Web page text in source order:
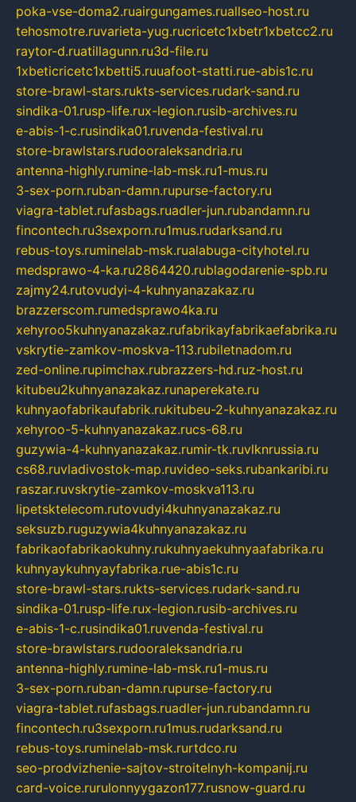
poka-vse-doma2.ruairgungames.ruallseo-host.ru
tehosmotre.ruvarieta-yug.rucricetc1xbetr1xbetcc2.ru
raytor-d.ruatillagunn.ru3d-file.ru
1xbeticricetc1xbetti5.ruuafoot-statti.rue-abis1c.ru
store-brawl-stars.rukts-services.rudark-sand.ru
sindika-01.rusp-life.rux-legion.rusib-archives.ru
e-abis-1-c.rusindika01.ruvenda-festival.ru
store-brawlstars.rudooraleksandria.ru
antenna-highly.rumine-lab-msk.ru1-mus.ru
3-sex-porn.ruban-damn.rupurse-factory.ru
viagra-tablet.rufasbags.ruadler-jun.rubandamn.ru
fincontech.ru3sexporn.ru1mus.rudarksand.ru
rebus-toys.ruminelab-msk.rualabuga-cityhotel.ru
medsprawo-4-ka.ru2864420.rublagodarenie-spb.ru
zajmy24.rutovudyi-4-kuhnyanazakaz.ru
brazzerscom.rumedsprawo4ka.ru
xehyroo5kuhnyanazakaz.rufabrikayfabrikaefabrika.ru
vskrytie-zamkov-moskva-113.rubiletnadom.ru
zed-online.rupimchax.rubrazzers-hd.ruz-host.ru
kitubeu2kuhnyanazakaz.runaperekate.ru
kuhnyaofabrikaufabrik.rukitubeu-2-kuhnyanazakaz.ru
xehyroo-5-kuhnyanazakaz.rucs-68.ru
guzywia-4-kuhnyanazakaz.rumir-tk.ruvlknrussia.ru
cs68.ruvladivostok-map.ruvideo-seks.rubankaribi.ru
raszar.ruvskrytie-zamkov-moskva113.ru
lipetsktelecom.rutovudyi4kuhnyanazakaz.ru
seksuzb.ruguzywia4kuhnyanazakaz.ru
fabrikaofabrikaokuhny.rukuhnyaekuhnyaafabrika.ru
kuhnyaykuhnyayfabrika.rue-abis1c.ru
store-brawl-stars.rukts-services.rudark-sand.ru
sindika-01.rusp-life.rux-legion.rusib-archives.ru
e-abis-1-c.rusindika01.ruvenda-festival.ru
store-brawlstars.rudooraleksandria.ru
antenna-highly.rumine-lab-msk.ru1-mus.ru
3-sex-porn.ruban-damn.rupurse-factory.ru
viagra-tablet.rufasbags.ruadler-jun.rubandamn.ru
fincontech.ru3sexporn.ru1mus.rudarksand.ru
rebus-toys.ruminelab-msk.rurtdco.ru
seo-prodvizhenie-sajtov-stroitelnyh-kompanij.ru
card-voice.rurulonnyygazon177.rusnow-guard.ru